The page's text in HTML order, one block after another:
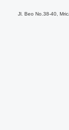
Jl. Beo No.38-40,